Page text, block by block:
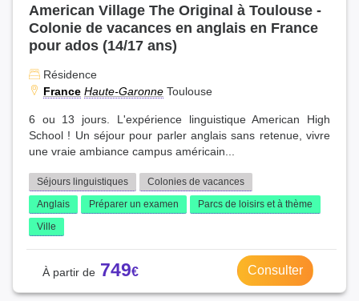
American Village The Original à Toulouse -
Colonie de vacances en anglais en France
pour ados (14/17 ans)
Résidence
France Haute-Garonne Toulouse
6 ou 13 jours. L'expérience linguistique American High
School ! Un séjour pour parler anglais sans retenue, vivre
une vraie ambiance campus américain...
Séjours linguistiques
Colonies de vacances
Anglais
Préparer un examen
Parcs de loisirs et à thème
Ville
749 Consulter